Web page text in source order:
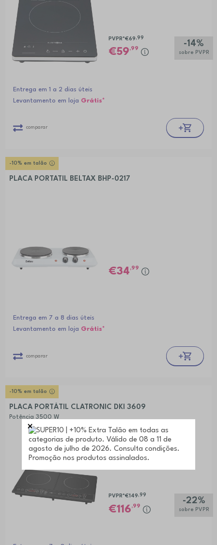
-14%
sobre PVPR
PVPR*€69 ,99
59,99
Entrega em 1 a 2 dias úteis
Levantamento em loja Grátis*
comparar
-10% em talão
PLACA PORTATIL BELTAX BHP-0217
34,99
Entrega em 7 a 8 dias úteis
Levantamento em loja Grátis*
comparar
-10% em talão
PLACA PORTÁTIL CLATRONIC DKI 3609
Potência 3500 W
-22%
sobre PVPR
PVPR*€149 ,99
116,99